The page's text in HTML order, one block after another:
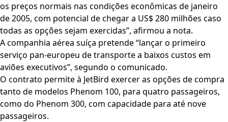
os preços normais nas condições econômicas de janeiro
de 2005, com potencial de chegar a US$ 280 milhões caso
todas as opções sejam exercidas”, afirmou a nota.
A companhia aérea suíça pretende “lançar o primeiro
serviço pan-europeu de transporte a baixos custos em
aviões executivos”, segundo o comunicado.
O contrato permite à JetBird exercer as opções de compra
tanto de modelos Phenom 100, para quatro passageiros,
como do Phenom 300, com capacidade para até nove
passageiros.